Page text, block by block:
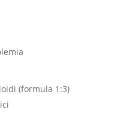
(formula 1:3)